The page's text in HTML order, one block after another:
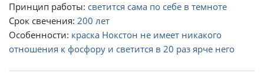
Принцип работы: светится сама по себе в темноте
Срок свечения: 200 лет
Особенности: краска Нокстон не имеет никакого
отношения к фосфору и светится в 20 раз ярче него